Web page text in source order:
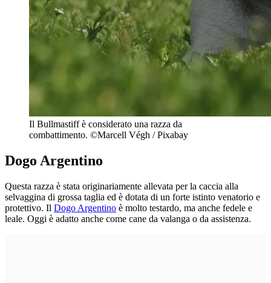
Il Bullmastiff è considerato una razza da
combattimento. ©Marcell Végh / Pixabay
Dogo Argentino
Questa razza è stata originariamente allevata per la caccia alla
selvaggina di grossa taglia ed è dotata di un forte istinto venatorio e
protettivo. Il Dogo Argentino è molto testardo, ma anche fedele e
leale. Oggi è adatto anche come cane da valanga o da assistenza.